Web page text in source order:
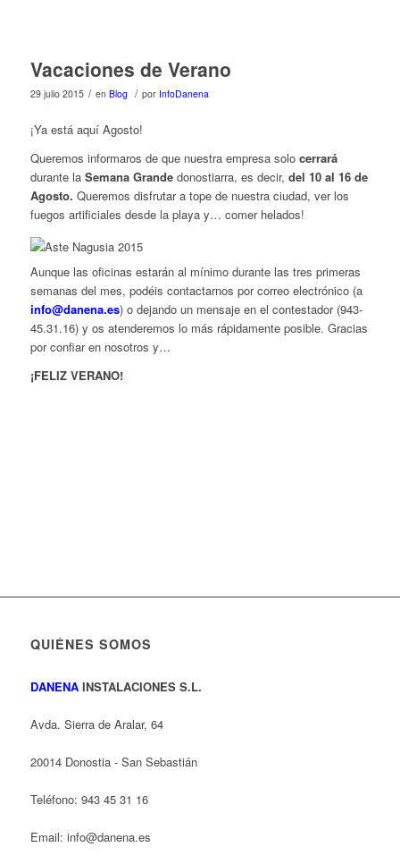
Vacaciones de Verano
29 julio 2015 / en Blog / por InfoDanena
¡Ya está aquí Agosto!
Queremos informaros de que nuestra empresa solo cerrará
durante la Semana Grandedonostiarra, es decir, del 10 al 16 de
Agosto. Queremos disfrutar a tope de nuestra ciudad, ver los
fuegos artificiales desde la playa y… comer helados!
Aunque las oficinas estarán al mínimo durante las tres primeras
semanas del mes, podéis contactarnos por correo electrónico (a
info@danena.es) o dejando un mensaje en el contestador (943-
45.31.16) y os atenderemos lo más rápidamente posible. Gracias
por confiar en nosotros y…
¡FELIZ VERANO!
QUIÉNES SOMOS
DANENAINSTALACIONES S.L.
Avda. Sierra de Aralar, 64
20014 Donostia - San Sebastián
Teléfono: 943 45 31 16
Email: info@danena.es